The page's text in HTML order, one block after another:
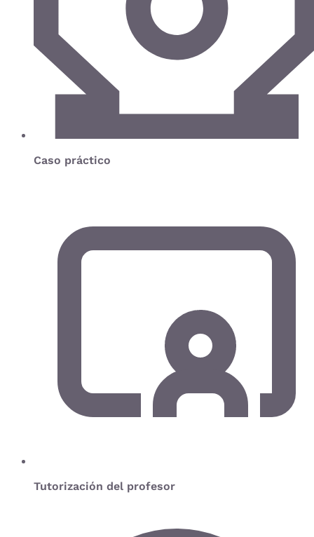
Caso práctico
Tutorización del profesor